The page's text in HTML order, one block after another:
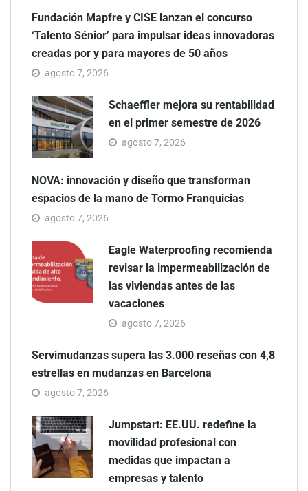
Fundación Mapfre y CISE lanzan el concurso
‘Talento Sénior’ para impulsar ideas innovadoras
creadas por y para mayores de 50 años
agosto 7, 2026
Schaeffler mejora su rentabilidad
en el primer semestre de 2026
agosto 7, 2026
NOVA: innovación y diseño que transforman
espacios de la mano de Tormo Franquicias
agosto 7, 2026
Eagle Waterproofing recomienda
revisar la impermeabilización de
las viviendas antes de las
vacaciones
agosto 7, 2026
Servimudanzas supera las 3.000 reseñas con 4,8
estrellas en mudanzas en Barcelona
agosto 7, 2026
Jumpstart: EE.UU. redefine la
movilidad profesional con
medidas que impactan a
empresas y talento